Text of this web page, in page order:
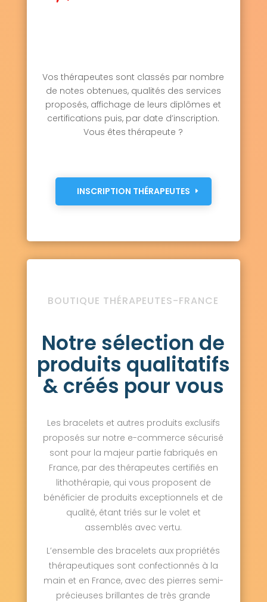
Vos thérapeutes sont classés par nombre
de notes obtenues, qualités des services
proposés, affichage de leurs diplômes et
certifications puis, par date d’inscription.
Vous êtes thérapeute ?
INSCRIPTION THÉRAPEUTES
BOUTIQUE THÉRAPEUTES-FRANCE
Notre sélection de
produits qualitatifs
& créés pour vous
Les bracelets et autres produits exclusifs
proposés sur notre e-commerce sécurisé
sont pour la majeur partie fabriqués en
France, par des thérapeutes certifiés en
lithothérapie, qui vous proposent de
bénéficier de produits exceptionnels et de
qualité, étant triés sur le volet et
assemblés avec vertu.
L’ensemble des bracelets aux propriétés
thérapeutiques sont confectionnés à la
main et en France, avec des pierres semi-
précieuses brillantes de très grande